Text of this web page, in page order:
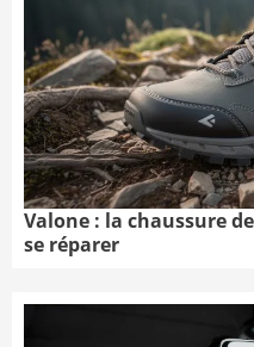
Valone : la chaussure
se réparer